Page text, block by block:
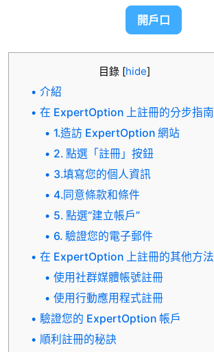
開戶口
目錄 [hide]
介紹
在 ExpertOption 上註冊的分步指南
1.造訪 ExpertOption 網站
2. 點選「註冊」按鈕
3.填寫您的個人資訊
4.同意條款和條件
5. 點選“建立帳戶”
6. 驗證您的電子郵件
在 ExpertOption 上註冊的其他方法
使用社群媒體帳號註冊
使用行動應用程式註冊
驗證您的 ExpertOption 帳戶
順利註冊的秘訣